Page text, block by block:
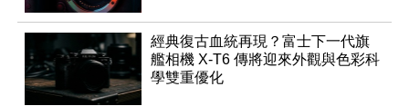
經典復古血統再現？富士下一代旗
艦相機 X-T6 傳將迎來外觀與色彩科
學雙重優化